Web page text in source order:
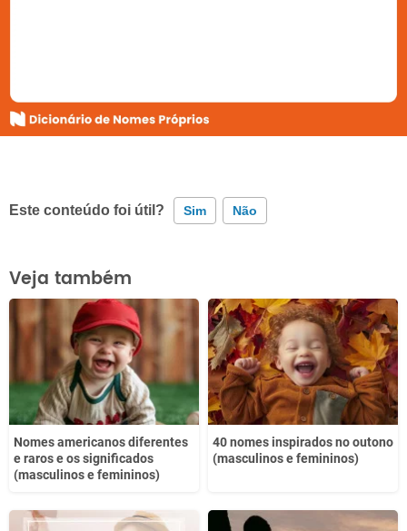
Este conteúdo foi útil? Sim Não
Este conteúdo contém informação incorreta
Este conteúdo não tem a informação que procuro
Outro
Veja também
Nomes americanos diferentes
e raros e os significados
(masculinos e femininos)
40 nomes inspirados no outono
(masculinos e femininos)